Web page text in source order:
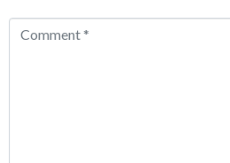
Comment